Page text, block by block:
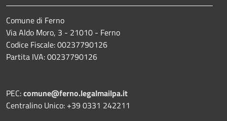
Comune di Ferno
Via Aldo Moro, 3 - 21010 - Ferno
Codice Fiscale: 00237790126
Partita IVA: 00237790126
PEC:comune@ferno.legalmailpa.it
Centralino Unico: +39 0331 242211